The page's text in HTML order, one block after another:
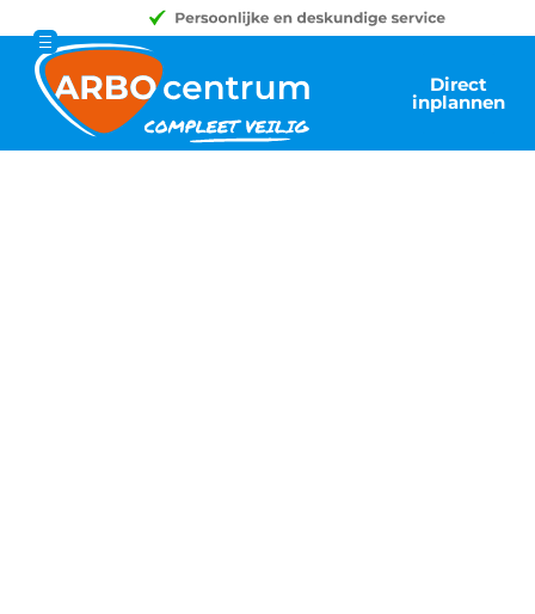
Direct
inplannen